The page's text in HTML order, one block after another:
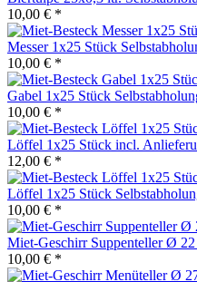
10,00 € *
Messer 1x25 Stück
10,00 € *
Gabel 1x25 Stück
10,00 € *
Löffel 1x25 Stück incl.
12,00 € *
Löffel 1x25 Stück
10,00 € *
Miet-Geschirr Suppenteller Ø
10,00 € *